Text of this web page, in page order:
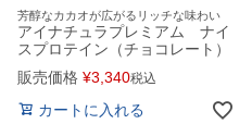
芳醇なカカオが広がるリッチな味わい
アイナチュラプレミアム ナイ
スプロテイン（チョコレート）
販売価格 ¥3,340税込
カートに入れる